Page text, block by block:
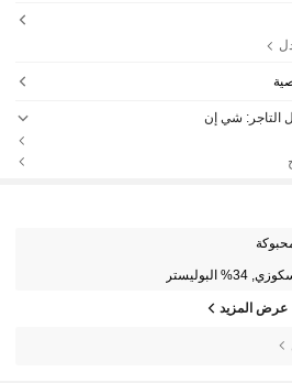
التاجر: شي إن
عرض المزيد